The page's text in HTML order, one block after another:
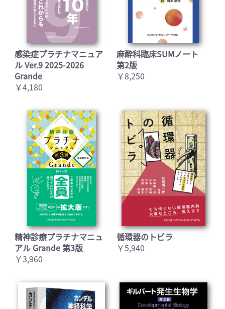
感染症プラチナマニュア
ル Ver.9 2025-2026
Grande
￥4,180
麻酔科臨床SUMノート
第2版
￥8,250
精神診療プラチナマニュ
アル Grande 第3版
￥3,960
循環器のトビラ
￥5,940